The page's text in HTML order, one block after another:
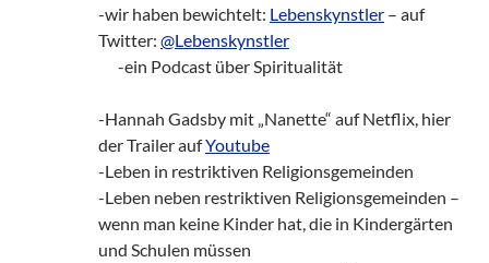
-wir haben bewichtelt: Lebenskynstler – auf
Twitter: @Lebenskynstler
-ein Podcast über Spiritualität
-Hannah Gadsby mit „Nanette“ auf Netflix, hier
der Trailer aufYoutube
-Leben in restriktiven Religionsgemeinden
-Leben neben restriktiven Religionsgemeinden –
wenn man keine Kinder hat, die in Kindergärten
und Schulen müssen